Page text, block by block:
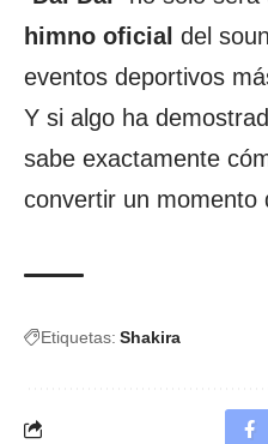
himno oficial del
eventos deportivos
Y si algo ha
sabe exactamente
convertir un momento
Etiquetas: Shakira